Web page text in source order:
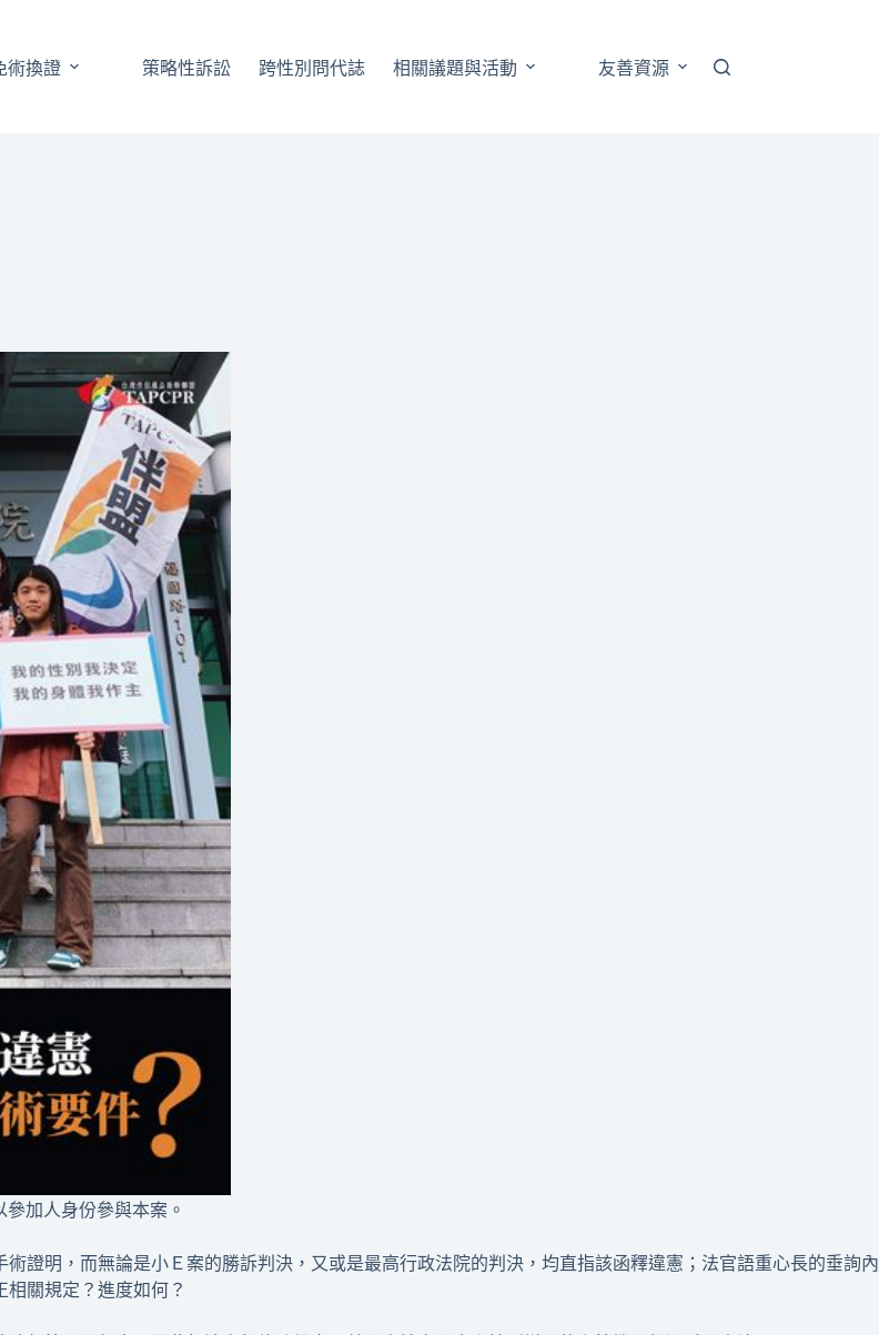
術換證 策略性訴訟 跨性別問代誌 相關議題與活動 友善資源
加人身份參與本案。
證明，而無論是小Ｅ案的勝訴判決，又或是最高行政法院的判決，均直指該函釋違憲；法官語重心長的垂詢內
關規定？進度如何？